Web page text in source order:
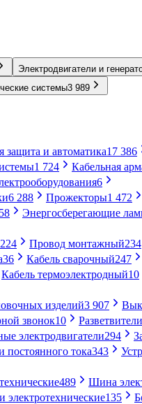
Электродвигатели и
системы3 989
защита и автоматика17 386
1 724 Кабельная
6
6 288 Прожекторы1 472
58 Энергосберегающие
224 Провод монтажный234
36 Кабель сварочный247
Кабель термоэлектродный10
изделий3 907
звонок10
электродвигатели294
постоянного тока343
489 Шина
электротехнические135